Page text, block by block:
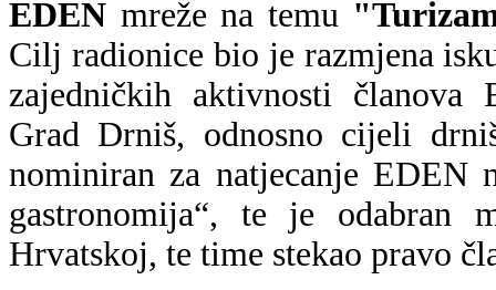
EDEN mreže na temu
Cilj radionice bio je razmjena
zajedničkih aktivnosti članova
Grad Drniš, odnosno cijeli
nominiran za natjecanje EDEN
gastronomija“, te je odabran
Hrvatskoj, te time stekao pravo